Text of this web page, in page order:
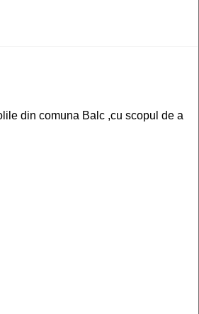
din comuna Balc ,cu scopul de a